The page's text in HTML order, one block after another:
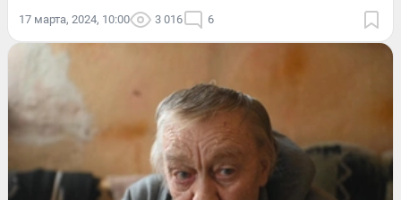
17 марта, 2024, 10:00 3 016 6